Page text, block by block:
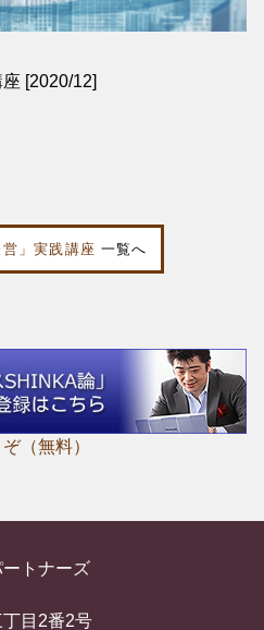
[2020/12]
営」実践講座 一覧へ
（無料）
トナーズ
目2番2号